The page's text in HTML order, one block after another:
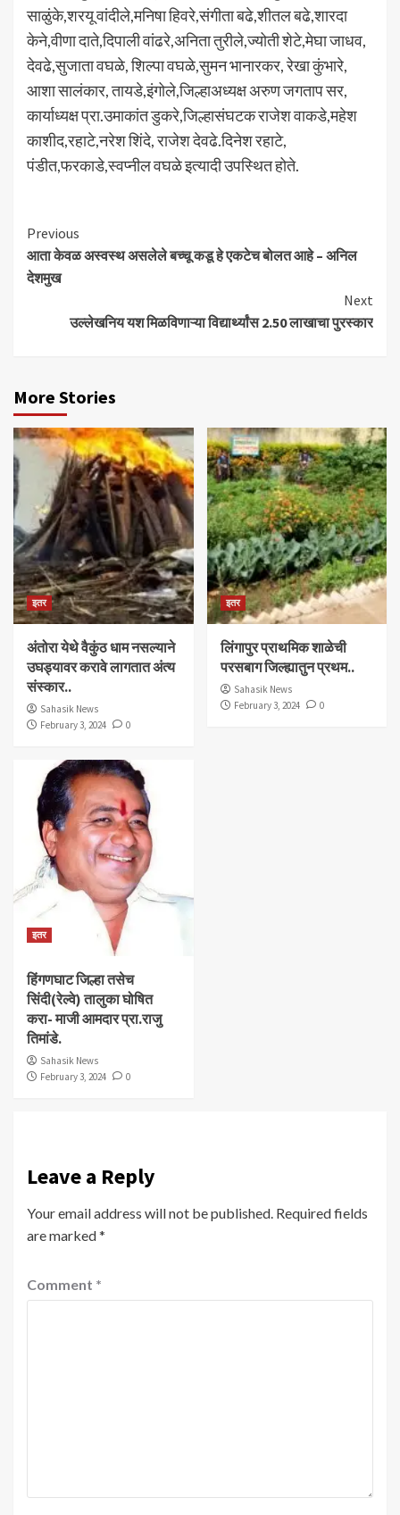
साळुंके,शरयू वांदीले,मनिषा हिवरे,संगीता बढे,शीतल बढे,शारदा
केने,वीणा दाते,दिपाली वांढरे,अनिता तुरीले,ज्योती शेटे,मेघा जाधव,
देवढे,सुजाता वघळे, शिल्पा वघळे,सुमन भानारकर, रेखा कुंभारे,
आशा सालंकार, तायडे,इंगोले,जिल्हाअध्यक्ष अरुण जगताप सर,
कार्याध्यक्ष प्रा.उमाकांत डुकरे,जिल्हासंघटक राजेश वाकडे,महेश
काशीद,रहाटे,नरेश शिंदे, राजेश देवढे.दिनेश रहाटे,
पंडीत,फरकाडे,स्वप्नील वघळे इत्यादी उपस्थित होते.
Continue
Reading
Previous
आता केवळ अस्वस्थ असलेले बच्चू कडू हे एकटेच बोलत आहे – अनिल
देशमुख
Next
उल्लेखनिय यश मिळविणाऱ्या विद्यार्थ्यांस 2.50 लाखाचा पुरस्कार
More Stories
इतर
अंतोरा येथे वैकुंठ धाम नसल्याने
उघड्यावर करावे लागतात अंत्य
संस्कार..
Sahasik News
February 3, 2024
0
इतर
लिंगापुर प्राथमिक शाळेची
परसबाग जिल्ह्यातुन प्रथम..
Sahasik News
February 3, 2024
0
इतर
हिंगणघाट जिल्हा तसेच
सिंदी(रेल्वे) तालुका घोषित
करा- माजी आमदार प्रा.राजु
तिमांडे.
Sahasik News
February 3, 2024
0
Leave a Reply
Your email address will not be published. Required fields
are marked*
Comment *